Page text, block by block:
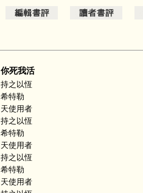
你死我活
持之以恆
希特勒
天使用者
持之以恆
希特勒
天使用者
持之以恆
希特勒
天使用者